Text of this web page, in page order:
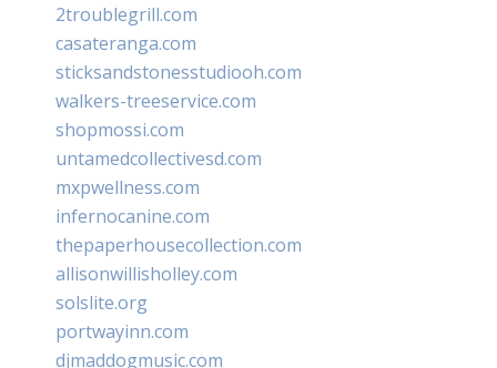
2troublegrill.com
casateranga.com
sticksandstonesstudiooh.com
walkers-treeservice.com
shopmossi.com
untamedcollectivesd.com
mxpwellness.com
infernocanine.com
thepaperhousecollection.com
allisonwillisholley.com
solslite.org
portwayinn.com
djmaddogmusic.com